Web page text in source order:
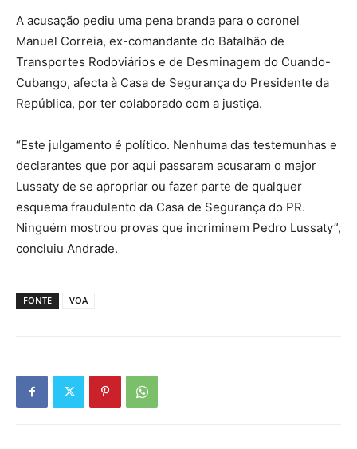
A acusação pediu uma pena branda para o coronel
Manuel Correia, ex-comandante do Batalhão de
Transportes Rodoviários e de Desminagem do Cuando-
Cubango, afecta à Casa de Segurança do Presidente da
República, por ter colaborado com a justiça.
“Este julgamento é político. Nenhuma das testemunhas e
declarantes que por aqui passaram acusaram o major
Lussaty de se apropriar ou fazer parte de qualquer
esquema fraudulento da Casa de Segurança do PR.
Ninguém mostrou provas que incriminem Pedro Lussaty”,
concluiu Andrade.
FONTE VOA